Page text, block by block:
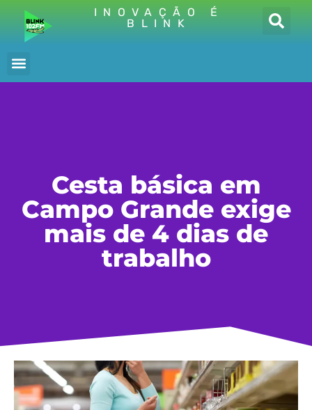
INOVAÇÃO É
BLINK
Cesta básica em
Campo Grande exige
mais de 4 dias de
trabalho